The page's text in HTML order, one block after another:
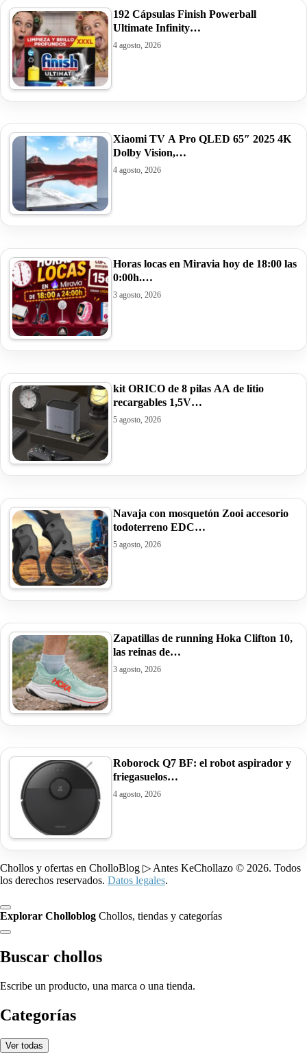
192 Cápsulas Finish Powerball
Ultimate Infinity…
4 agosto, 2026
Xiaomi TV A Pro QLED 65″ 2025 4K
Dolby Vision,…
4 agosto, 2026
Horas locas en Miravia hoy de 18:00 las
0:00h.…
3 agosto, 2026
kit ORICO de 8 pilas AA de litio
recargables 1,5V…
5 agosto, 2026
Navaja con mosquetón Zooi accesorio
todoterreno EDC…
5 agosto, 2026
Zapatillas de running Hoka Clifton 10,
las reinas de…
3 agosto, 2026
Roborock Q7 BF: el robot aspirador y
friegasuelos…
4 agosto, 2026
Chollos y ofertas en CholloBlog ▷ Antes KeChollazo © 2026. Todos
los derechos reservados. Datos legales.
Explorar Cholloblog Chollos, tiendas y categorías
Buscar chollos
Escribe un producto, una marca o una tienda.
Categorías
Ver todas